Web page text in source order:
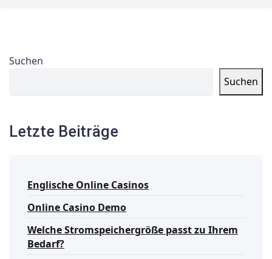
Suchen
Suchen
Letzte Beiträge
Englische Online Casinos
Online Casino Demo
Welche Stromspeichergröße passt zu Ihrem
Bedarf?